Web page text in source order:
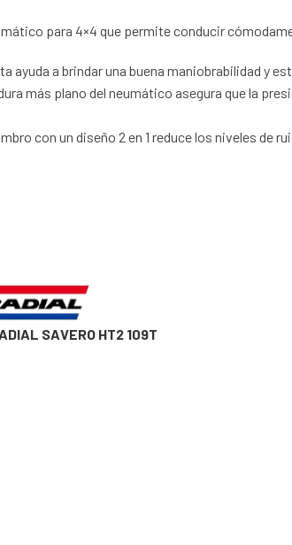
para 4×4 que permite conducir
ayuda a brindar una buena maniobrabilidad y
más plano del neumático asegura que la
con un diseño 2 en 1 reduce los niveles de
SAVERO HT2 109T